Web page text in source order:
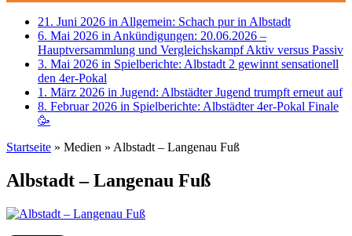
21. Juni 2026 in Allgemein: Schach pur in Albstadt
6. Mai 2026 in Ankündigungen: 20.06.2026 –
Hauptversammlung und Vergleichskampf Aktiv versus Passiv
3. Mai 2026 in Spielberichte: Albstadt 2 gewinnt sensationell
den 4er-Pokal
1. März 2026 in Jugend: Albstädter Jugend trumpft erneut auf
8. Februar 2026 in Spielberichte: Albstädter 4er-Pokal Finale
🥳
Startseite » Medien » Albstadt – Langenau Fuß
Albstadt – Langenau Fuß